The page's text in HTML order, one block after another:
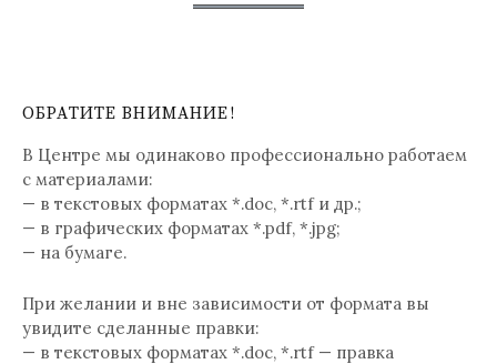
ОБРАТИТЕ ВНИМАНИЕ!
В Центре мы одинаково профессионально работаем
с материалами:
— в текстовых форматах *.doc, *.rtf и др.;
— в графических форматах *.pdf, *.jpg;
— на бумаге.
При желании и вне зависимости от формата вы
увидите сделанные правки:
— в текстовых форматах *.doc, *.rtf — правка